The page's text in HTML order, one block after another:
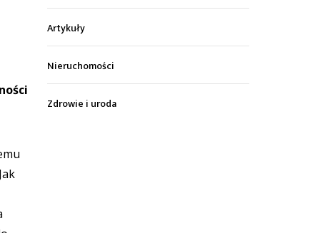
Artykuły
Nieruchomości
Zdrowie i uroda